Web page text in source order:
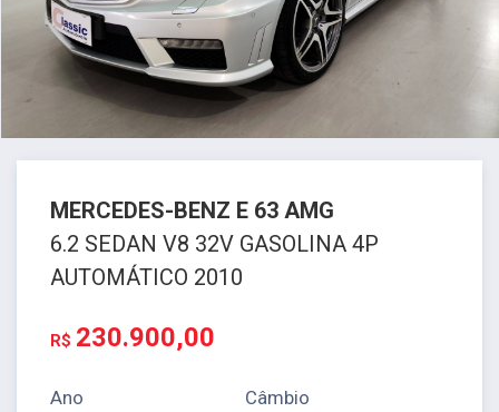
MERCEDES-BENZ E 63 AMG
6.2 SEDAN V8 32V GASOLINA 4P
AUTOMÁTICO 2010
R$ 230.900,00
Ano Câmbio